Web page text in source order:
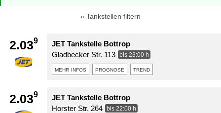
Tankstellen filtern
2.039
JET Tankstelle Bottrop
Gladbecker Str. 113
bis 23:00 h
mehr infos prognose trend
2.039
JET Tankstelle Bottrop
Horster Str. 264
bis 22:00 h